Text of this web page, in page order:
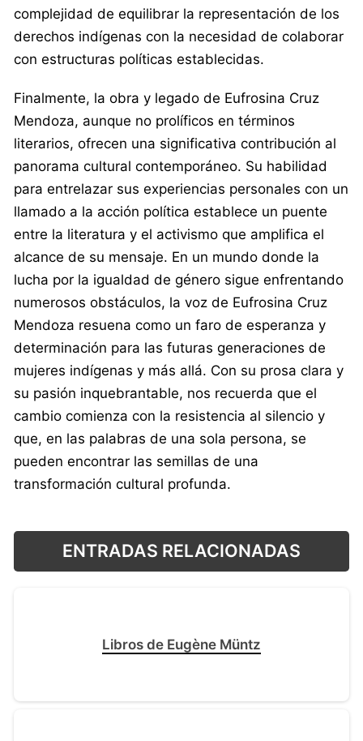
complejidad de equilibrar la representación de los
derechos indígenas con la necesidad de colaborar
con estructuras políticas establecidas.
Finalmente, la obra y legado de Eufrosina Cruz
Mendoza, aunque no prolíficos en términos
literarios, ofrecen una significativa contribución al
panorama cultural contemporáneo. Su habilidad
para entrelazar sus experiencias personales con un
llamado a la acción política establece un puente
entre la literatura y el activismo que amplifica el
alcance de su mensaje. En un mundo donde la
lucha por la igualdad de género sigue enfrentando
numerosos obstáculos, la voz de Eufrosina Cruz
Mendoza resuena como un faro de esperanza y
determinación para las futuras generaciones de
mujeres indígenas y más allá. Con su prosa clara y
su pasión inquebrantable, nos recuerda que el
cambio comienza con la resistencia al silencio y
que, en las palabras de una sola persona, se
pueden encontrar las semillas de una
transformación cultural profunda.
ENTRADAS RELACIONADAS
Libros de Eugène Müntz